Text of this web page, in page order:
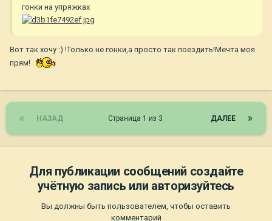
гонки на упряжках
Вот так хочу :) !Только не гонки,а просто так поездить!Мечта моя
прям!
НАЗАД ДАЛЕЕ
Страница 1 из 3
Для публикации сообщений создайте
учётную запись или авторизуйтесь
Вы должны быть пользователем, чтобы оставить
комментарий